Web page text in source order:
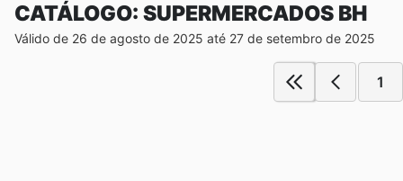
CATÁLOGO: SUPERMERCADOS BH
Válido de 26 de agosto de 2025 até 27 de setembro de 2025
1